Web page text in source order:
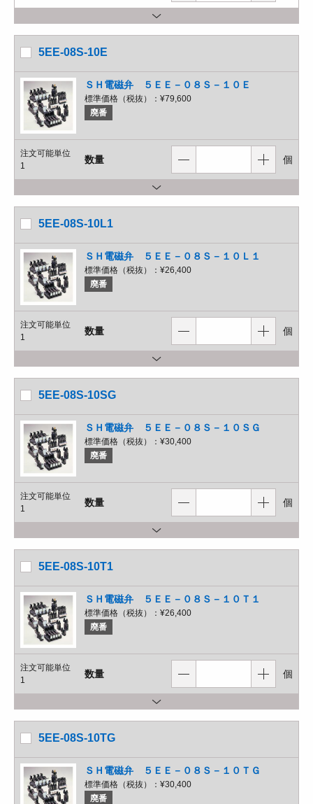
5EE-08S-10E
ＳＨ電磁弁 ５ＥＥ－０８Ｓ－１０Ｅ
標準価格（税抜）： ¥79,600
廃番
注文可能単位
1
数量 個
5EE-08S-10L1
ＳＨ電磁弁 ５ＥＥ－０８Ｓ－１０Ｌ１
標準価格（税抜）： ¥26,400
廃番
注文可能単位
1
数量 個
5EE-08S-10SG
ＳＨ電磁弁 ５ＥＥ－０８Ｓ－１０ＳＧ
標準価格（税抜）： ¥30,400
廃番
注文可能単位
1
数量 個
5EE-08S-10T1
ＳＨ電磁弁 ５ＥＥ－０８Ｓ－１０Ｔ１
標準価格（税抜）： ¥26,400
廃番
注文可能単位
1
数量 個
5EE-08S-10TG
ＳＨ電磁弁 ５ＥＥ－０８Ｓ－１０ＴＧ
標準価格（税抜）： ¥30,400
廃番